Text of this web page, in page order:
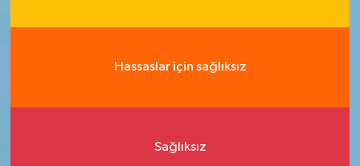
Hassaslar için sağlıksız
Sağlıksız